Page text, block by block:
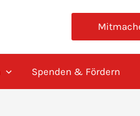
Spenden & Fördern